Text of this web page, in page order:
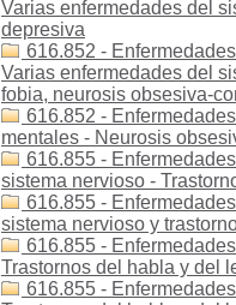
Varias enfermedades del
depresiva
616.852 -
Varias enfermedades del
fobia, neurosis obsesiva-
616.852 -
mentales - Neurosis
616.855 -
sistema nervioso -
616.855 -
sistema nervioso y
616.855 -
Trastornos del habla y del
616.855 -